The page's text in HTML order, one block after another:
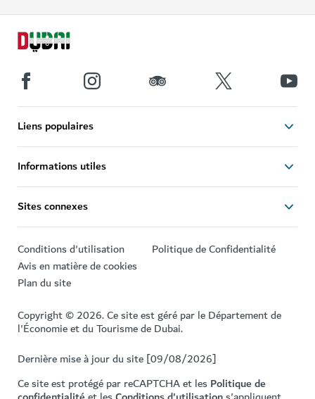
Liens populaires
Informations utiles
Sites connexes
Conditions d'utilisation
Politique de Confidentialité
Avis en matière de cookies
Plan du site
Copyright © 2026. Ce site est géré par le Département de
l'Économie et du Tourisme de Dubai.
Dernière mise à jour du site [09/08/2026]
Ce site est protégé par reCAPTCHA et lesPolitique de